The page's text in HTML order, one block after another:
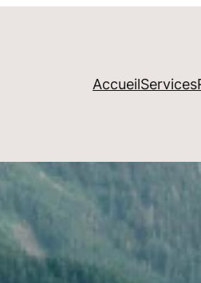
AccueilServices